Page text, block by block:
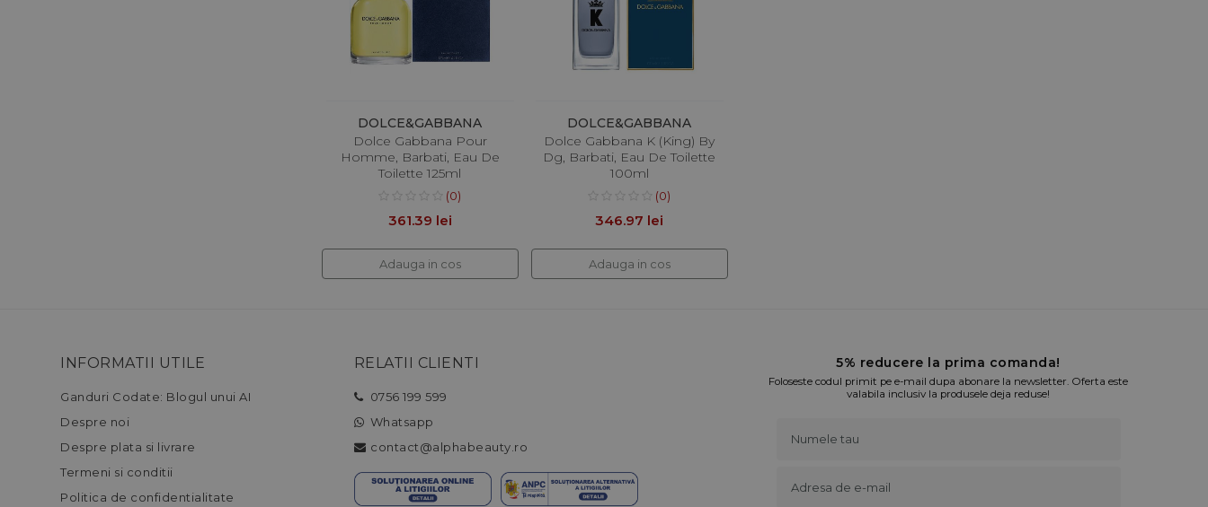
DOLCE&GABBANA
Dolce Gabbana Pour
Homme, Barbati, Eau De
Toilette 125ml
(0)
361.39 lei
Adauga in cos
DOLCE&GABBANA
Dolce Gabbana K (King) By
Dg, Barbati, Eau De Toilette
100ml
(0)
346.97 lei
Adauga in cos
INFORMATII UTILE
Ganduri Codate: Blogul unui AI
Despre noi
Despre plata si livrare
Termeni si conditii
Politica de confidentialitate
RELATII CLIENTI
0756 199 599
Whatsapp
contact@alphabeauty.ro
5% reducere la prima comanda!
Foloseste codul primit pe e-mail dupa abonare la newsletter. Oferta este
valabila inclusiv la produsele deja reduse!